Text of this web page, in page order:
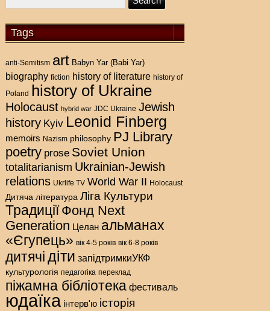
Tags
anti-Semitism art Babyn Yar (Babi Yar)
biography fiction history of literature history of
Poland history of Ukraine
Holocaust hybrid war JDC Ukraine Jewish
history Kyiv Leonid Finberg
memoirs Nazism philosophy PJ Library
poetry prose Soviet Union
totalitarianism Ukrainian-Jewish
relations Ukrlife TV World War II Holocaust
Дитяча література Ліга Культури
ТрадиціїФонд Next
Generation Целан альманах
«Єгупець» вік 4-5 років вік 6-8 років
дитячі діти запідтримкиУКФ
культурологія педагогіка переклад
піжамна бібліотека фестиваль
юдаїка інтерв'ю історія